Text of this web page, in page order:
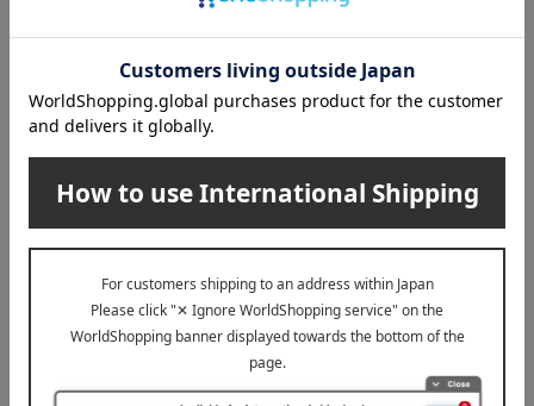
税込 6,600円
その他のカテゴリ
クレンジング・メイク落とし
洗顔料